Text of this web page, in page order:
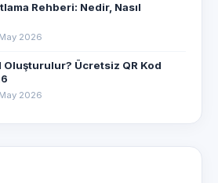
Rehberi: Nedir, Nasıl
2026
Oluşturulur? Ücretsiz QR Kod
2026